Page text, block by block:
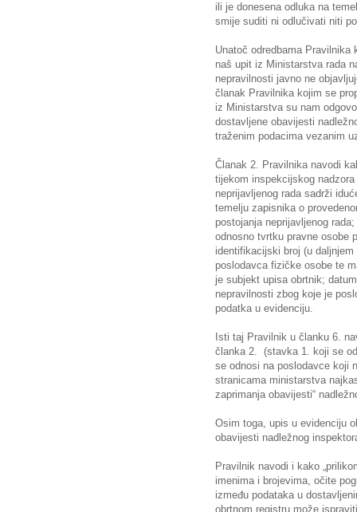
ili je donesena odluka na
smije suditi ni odlučivati niti
Unatoč odredbama
naš upit iz Ministarstva rada
nepravilnosti javno ne
članak Pravilnika kojim se
iz Ministarstva su nam
dostavljene obavijesti
traženim podacima vezanim
Članak 2. Pravilnika navodi
tijekom inspekcijskog
neprijavljenog rada sadrži
temelju zapisnika o
postojanja neprijavljenog
odnosno tvrtku pravne osobe
identifikacijski broj (u
poslodavca fizičke osobe te
je subjekt upisa obrtnik;
nepravilnosti zbog koje je
podatka u evidenciju.
Isti taj Pravilnik u članku 6.
članka 2. (stavka 1. koji se
se odnosi na poslodavce koji
stranicama ministarstva
zaprimanja obavijesti“
Osim toga, upis u evidenciju
obavijesti nadležnog
Pravilnik navodi i kako
imenima i brojevima, očite
između podataka u
obrtnom registru može